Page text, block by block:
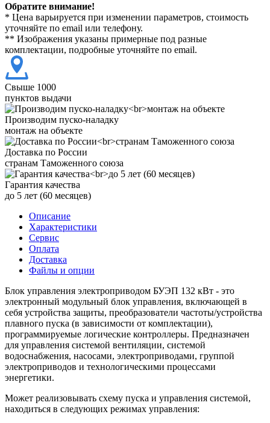
Обратите внимание!
* Цена варьируется при изменении параметров, стоимость
уточняйте по email или телефону.
** Изображения указаны примерные под разные
комплектации, подробные уточняйте по email.
Свыше 1000
пунктов выдачи
Производим пуско-наладку
монтаж на объекте
Доставка по России
странам Таможенного союза
Гарантия качества
до 5 лет (60 месяцев)
Описание
Характеристики
Сервис
Оплата
Доставка
Файлы и опции
Блок управления электроприводом БУЭП 132 кВт - это
электронный модульный блок управления, включающей в
себя устройства защиты, преобразователи частоты/устройства
плавного пуска (в зависимости от комплектации),
программируемые логические контроллеры. Предназначен
для управления системой вентиляции, системой
водоснабжения, насосами, электроприводами, группой
электроприводов и технологическими процессами
энергетики.
Может реализовывать схему пуска и управления системой,
находиться в следующих режимах управления: